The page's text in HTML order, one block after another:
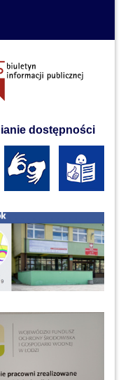
dostępności